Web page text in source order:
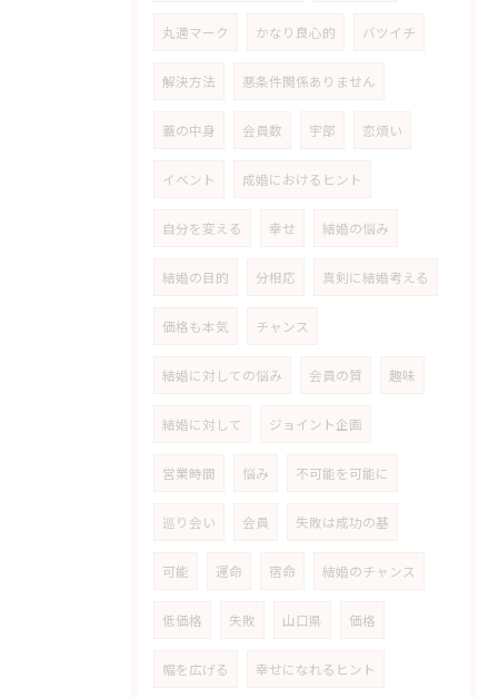
丸適マーク かなり良心的 バツイチ
解決方法 悪条件関係ありません
蓋の中身 会員数 宇部 恋煩い
イベント 成婚におけるヒント
自分を変える 幸せ 結婚の悩み
結婚の目的 分相応 真剣に結婚考える
価格も本気 チャンス
結婚に対しての悩み 会員の質 趣味
結婚に対して ジョイント企画
営業時間 悩み 不可能を可能に
巡り会い 会員 失敗は成功の基
可能 運命 宿命 結婚のチャンス
低価格 失敗 山口県 価格
幅を広げる 幸せになれるヒント